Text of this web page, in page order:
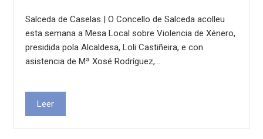
Salceda de Caselas | O Concello de Salceda acolleu
esta semana a Mesa Local sobre Violencia de Xénero,
presidida pola Alcaldesa, Loli Castiñeira, e con
asistencia de Mª Xosé Rodríguez,…
Leer